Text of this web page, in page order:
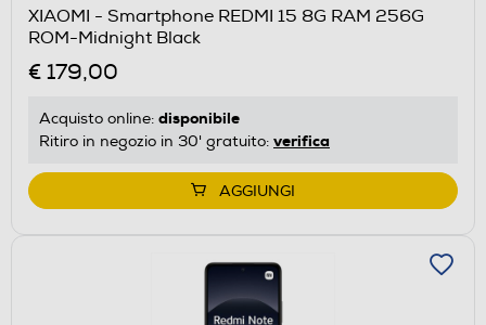
XIAOMI - Smartphone REDMI 15 8G RAM 256G
ROM-Midnight Black
€ 179,00
Acquisto online: disponibile
Ritiro in negozio in 30' gratuito: verifica
AGGIUNGI